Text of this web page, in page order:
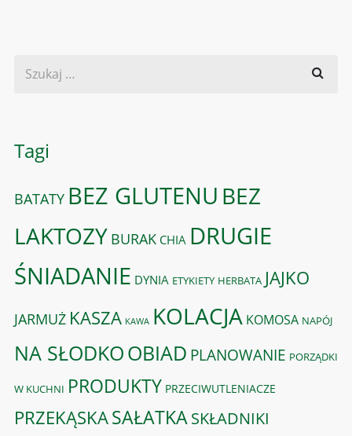
Tagi
BATATY BEZ GLUTENU BEZ
LAKTOZY BURAK CHIA DRUGIE
ŚNIADANIE DYNIA ETYKIETY HERBATA JAJKO
JARMUŻ KASZA KAWA KOLACJA KOMOSA NAPÓJ
NA SŁODKOOBIAD PLANOWANIE PORZĄDKI
W KUCHNI PRODUKTY PRZECIWUTLENIACZE
PRZEKĄSKASAŁATKASKŁADNIKI